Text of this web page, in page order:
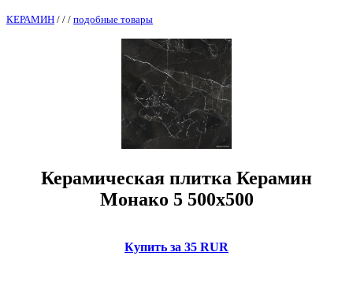
КЕРАМИН / / / подобные товары
Керамическая плитка Керамин
Монако 5 500x500
Купить за 35 RUR